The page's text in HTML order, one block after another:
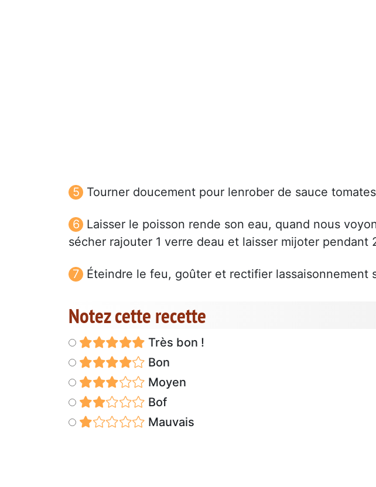
Tourner doucement pour lenrober de sauce
Laisser le poisson rende son eau, quand nous
sécher rajouter 1 verre deau et laisser mijoter pendant
Éteindre le feu, goûter et rectifier lassaisonnement
Notez cette recette
Très bon !
Bon
Moyen
Bof
Mauvais